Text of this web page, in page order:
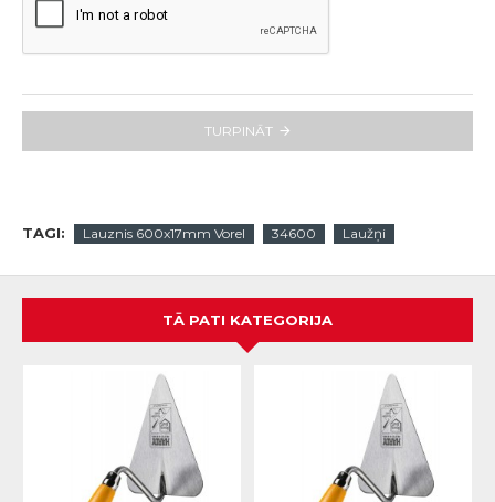
TURPINĀT
TAGI: Lauznis 600x17mm Vorel 34600 Laužņi
TĀ PATI KATEGORIJA